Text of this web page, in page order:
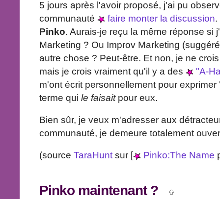
5 jours après l'avoir proposé, j'ai pu
communauté
faire monter la discussion.
Pinko. Aurais-je reçu la même réponse si
Marketing ? Ou Improv Marketing
autre chose ? Peut-être. Et non, je ne
mais je crois vraiment qu'il y a des
"A-
m'ont écrit personnellement pour exprimer
terme qui le faisaitpour eux.
Bien sûr, je veux m'adresser aux
communauté, je demeure totalement
(source TaraHunt sur [ Pinko:The Name
Pinko maintenant ?